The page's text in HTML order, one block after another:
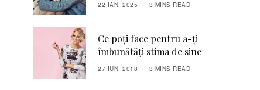
22 IAN. 2025 3 MINS READ
Ce poți face pentru a-ți
îmbunătăți stima de sine
27 IUN. 2018 3 MINS READ